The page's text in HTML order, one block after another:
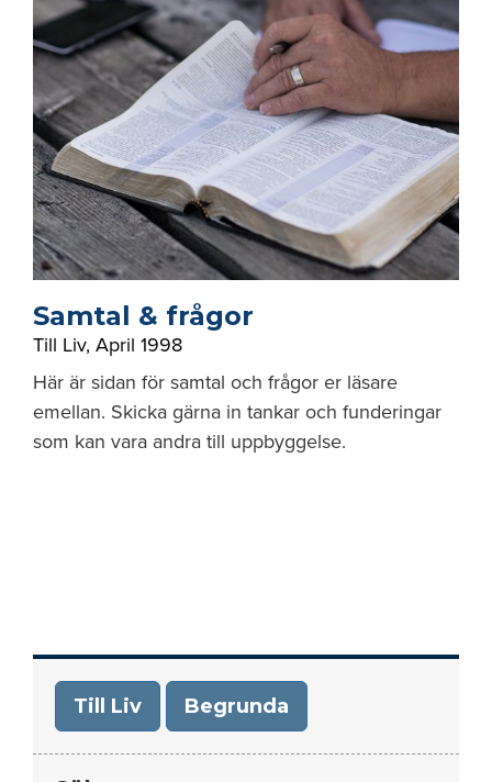
Samtal & frågor
Till Liv, April 1998
Här är sidan för samtal och frågor er läsare
emellan. Skicka gärna in tankar och funderingar
som kan vara andra till uppbyggelse.
Till Liv Begrunda